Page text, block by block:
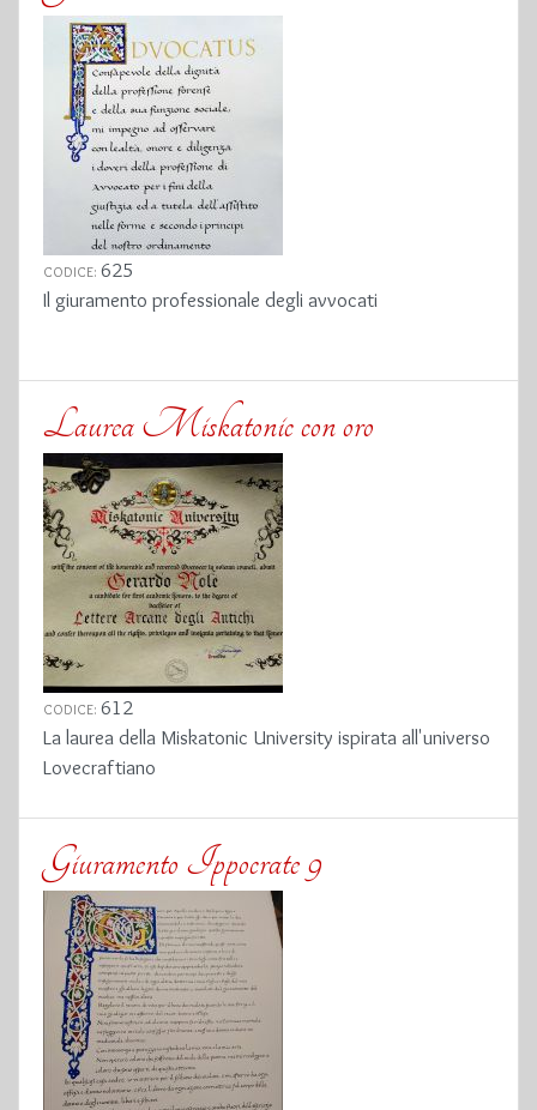
CODICE: 625
Il giuramento professionale degli avvocati
Laurea Miskatonic con oro
CODICE: 612
La laurea della Miskatonic University ispirata all'universo
Lovecraftiano
Giuramento Ippocrate 9